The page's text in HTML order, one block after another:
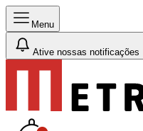
Menu
Ative nossas notificações